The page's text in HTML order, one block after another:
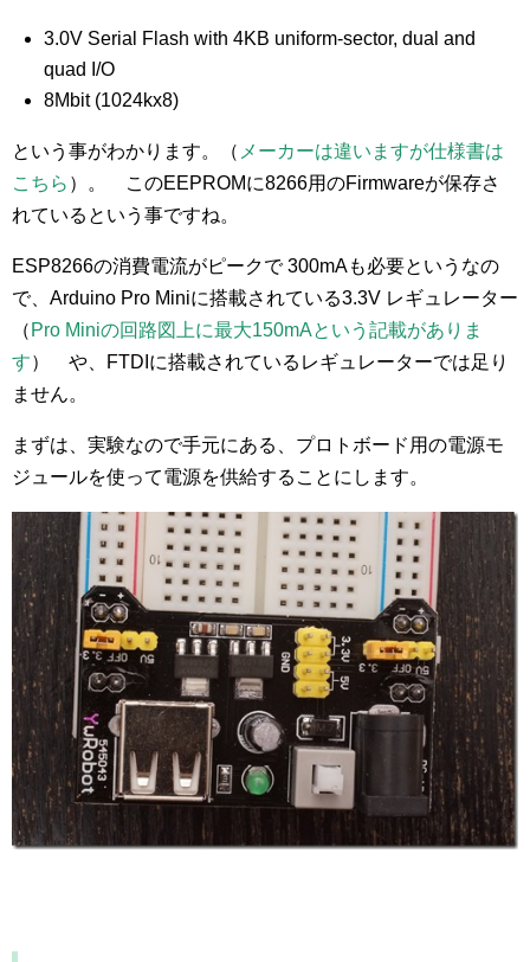
3.0V Serial Flash with 4KB uniform-sector, dual and
quad I/O
8Mbit (1024kx8)
という事がわかります。（ メーカーは違いますが仕様書は
こちら ）。 このEEPROMに8266用のFirmwareが保存さ
れているという事ですね。
ESP8266の消費電流がピークで 300mAも必要というなの
で、Arduino Pro Miniに搭載されている3.3V レギュレーター
（ Pro Miniの回路図上に最大150mAという記載がありま
す） や、FTDIに搭載されているレギュレーターでは足り
ません。
まずは、実験なので手元にある、プロトボード用の電源モ
ジュールを使って電源を供給することにします。